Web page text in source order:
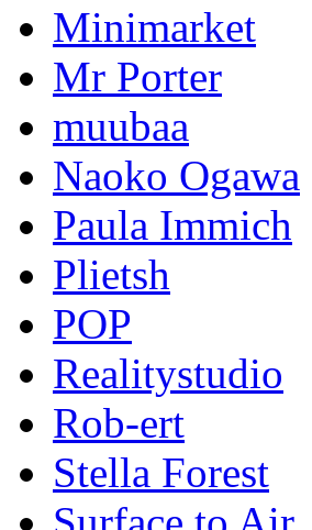
Minimarket
Mr Porter
muubaa
Naoko Ogawa
Paula Immich
Plietsh
POP
Realitystudio
Rob-ert
Stella Forest